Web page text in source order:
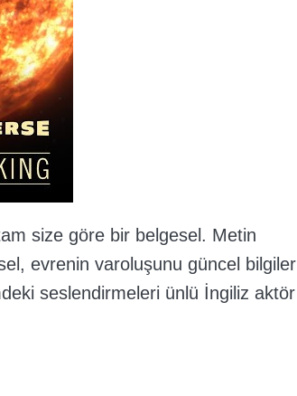
size göre bir belgesel. Metin
evrenin varoluşunu güncel bilgiler
seslendirmeleri ünlü İngiliz aktör